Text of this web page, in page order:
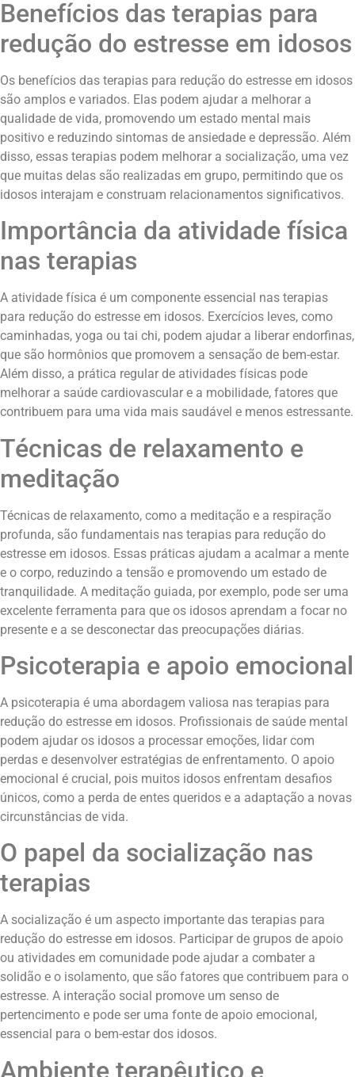
Benefícios das terapias para
redução do estresse em idosos
Os benefícios das terapias para redução do estresse em idosos
são amplos e variados. Elas podem ajudar a melhorar a
qualidade de vida, promovendo um estado mental mais
positivo e reduzindo sintomas de ansiedade e depressão. Além
disso, essas terapias podem melhorar a socialização, uma vez
que muitas delas são realizadas em grupo, permitindo que os
idosos interajam e construam relacionamentos significativos.
Importância da atividade física
nas terapias
A atividade física é um componente essencial nas terapias
para redução do estresse em idosos. Exercícios leves, como
caminhadas, yoga ou tai chi, podem ajudar a liberar endorfinas,
que são hormônios que promovem a sensação de bem-estar.
Além disso, a prática regular de atividades físicas pode
melhorar a saúde cardiovascular e a mobilidade, fatores que
contribuem para uma vida mais saudável e menos estressante.
Técnicas de relaxamento e
meditação
Técnicas de relaxamento, como a meditação e a respiração
profunda, são fundamentais nas terapias para redução do
estresse em idosos. Essas práticas ajudam a acalmar a mente
e o corpo, reduzindo a tensão e promovendo um estado de
tranquilidade. A meditação guiada, por exemplo, pode ser uma
excelente ferramenta para que os idosos aprendam a focar no
presente e a se desconectar das preocupações diárias.
Psicoterapia e apoio emocional
A psicoterapia é uma abordagem valiosa nas terapias para
redução do estresse em idosos. Profissionais de saúde mental
podem ajudar os idosos a processar emoções, lidar com
perdas e desenvolver estratégias de enfrentamento. O apoio
emocional é crucial, pois muitos idosos enfrentam desafios
únicos, como a perda de entes queridos e a adaptação a novas
circunstâncias de vida.
O papel da socialização nas
terapias
A socialização é um aspecto importante das terapias para
redução do estresse em idosos. Participar de grupos de apoio
ou atividades em comunidade pode ajudar a combater a
solidão e o isolamento, que são fatores que contribuem para o
estresse. A interação social promove um senso de
pertencimento e pode ser uma fonte de apoio emocional,
essencial para o bem-estar dos idosos.
Ambiente terapêutico e